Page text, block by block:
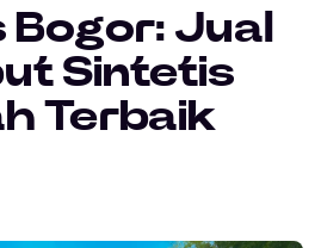
Bogor: Jual
Sintetis
Terbaik